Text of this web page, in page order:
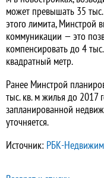
может превышать 35
этого лимита, Минстрой
коммуникации — это
компенсировать до 4
квадратный метр.
Ранее Минстрой
тыс. кв. м жилья до 2017
запланированной
уточняется.
Источник: РБК-